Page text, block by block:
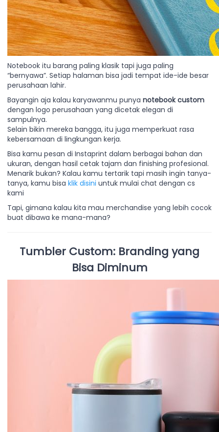
Notebook itu barang paling klasik tapi juga paling
“bernyawa”. Setiap halaman bisa jadi tempat ide-ide besar
perusahaan lahir.
Bayangin aja kalau karyawanmu punya notebook custom
dengan logo perusahaan yang dicetak elegan di
sampulnya.
Selain bikin mereka bangga, itu juga memperkuat rasa
kebersamaan di lingkungan kerja.
Bisa kamu pesan di Instaprint dalam berbagai bahan dan
ukuran, dengan hasil cetak tajam dan finishing profesional.
Menarik bukan? Kalau kamu tertarik tapi masih ingin tanya-
tanya, kamu bisa klik disini untuk mulai chat dengan cs
kami
Tapi, gimana kalau kita mau merchandise yang lebih cocok
buat dibawa ke mana-mana?
Tumbler Custom: Branding yang
Bisa Diminum